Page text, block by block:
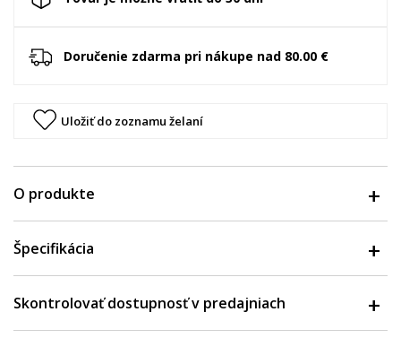
Doručenie zdarma pri nákupe nad 80.00 €
Uložiť do zoznamu želaní
O produkte
Špecifikácia
Skontrolovať dostupnosť v predajniach